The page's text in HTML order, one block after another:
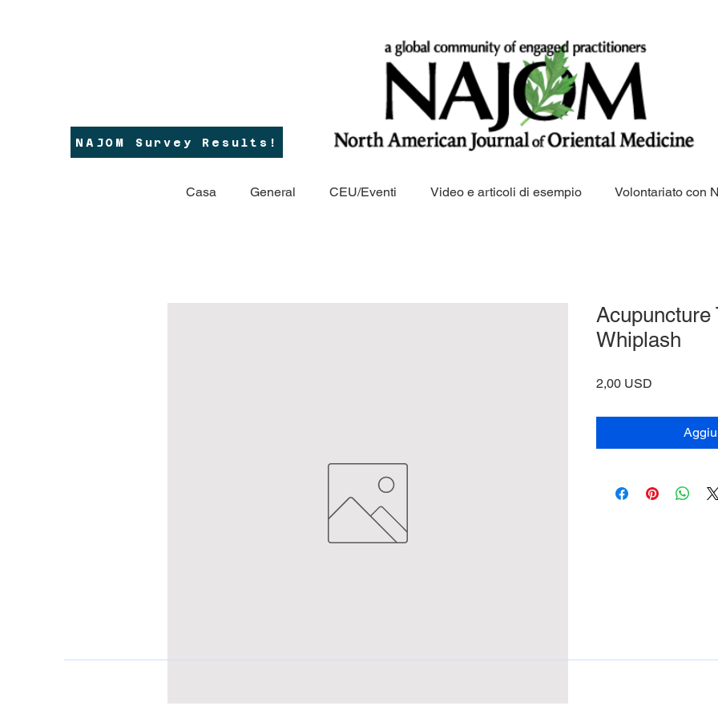
NAJOM Survey Results!
Casa General CEU/Eventi Video e articoli di esempio Volontariato con
Acupuncture
Whiplash
2,00 USD